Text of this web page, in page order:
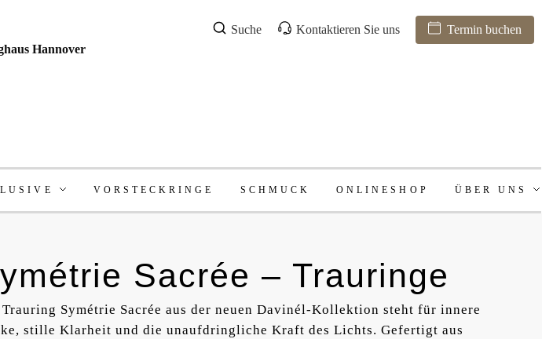
Suche Kontaktieren Sie uns Termin buchen
VORSTECKRINGE SCHMUCK ONLINESHOP ÜBER UNS
Sacrée – Trauringe
Symétrie Sacrée aus der neuen Davinél-Kollektion steht für innere
stille Klarheit und die unaufdringliche Kraft des Lichts. Gefertigt aus